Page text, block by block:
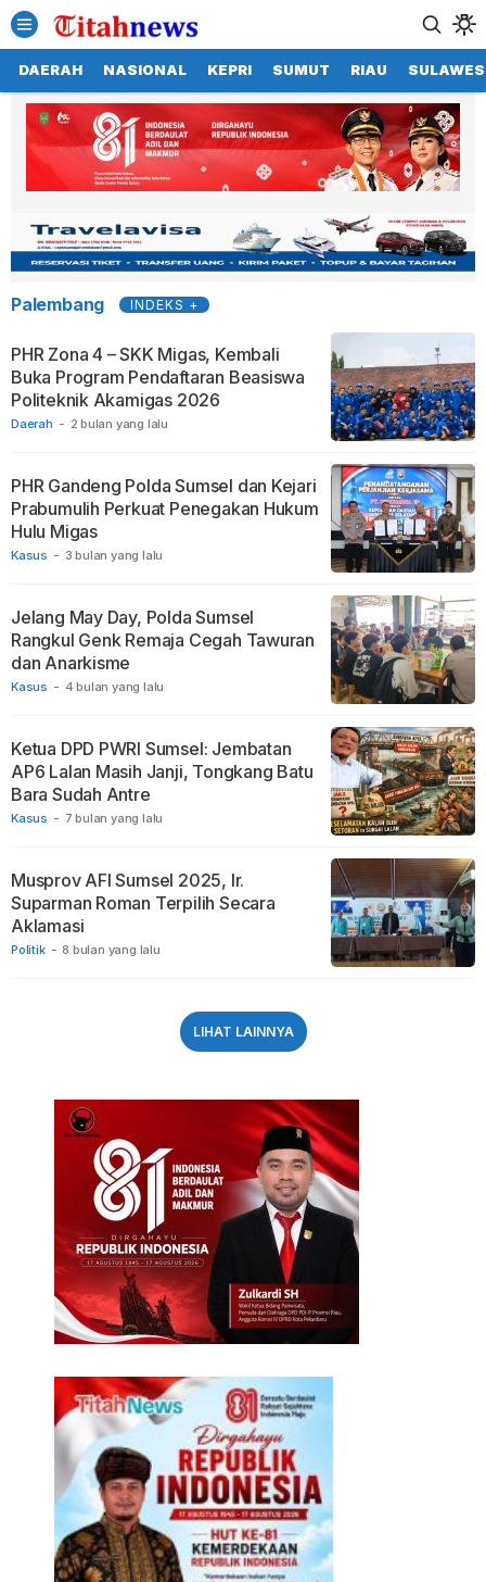
DAERAH NASIONAL KEPRI SUMUT RIAU
Palembang INDEKS +
Daerah - 2 bulan yang lalu
PHR Zona 4 – SKK Migas, Kembali
Buka Program Pendaftaran Beasiswa
Politeknik Akamigas 2026
Kasus - 3 bulan yang lalu
PHR Gandeng Polda Sumsel dan Kejari
Prabumulih Perkuat Penegakan Hukum
Hulu Migas
Kasus - 4 bulan yang lalu
Jelang May Day, Polda Sumsel
Rangkul Genk Remaja Cegah Tawuran
dan Anarkisme
Kasus - 7 bulan yang lalu
Ketua DPD PWRI Sumsel: Jembatan
AP6 Lalan Masih Janji, Tongkang Batu
Bara Sudah Antre
Politik - 8 bulan yang lalu
Musprov AFI Sumsel 2025, Ir.
Suparman Roman Terpilih Secara
Aklamasi
LIHAT LAINNYA